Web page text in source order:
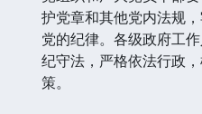
护党章和其他党内法规
党的纪律。各级政府工
纪守法，严格依法行政
策。